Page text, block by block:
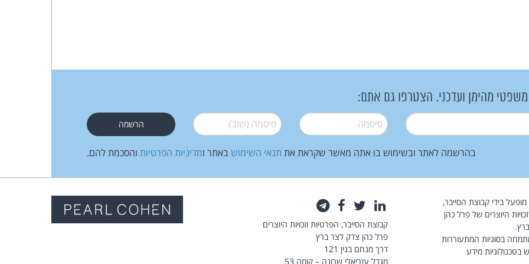
משפטי מהימן ועדכני. הצטרפו גם אתם:
סיסמה* סיסמה (שוב)*
בהרשמה לאתר ובשימוש בו אתה מאשר שקראת את תנאי השימוש באתר ומדיניות הפרטיות והסכמת להם.
law.co.il מופעל בידי קבוצת הסייבר,
היוצרים של פרל כהן
בסוגיות המתעוררות
בטכנולוגיות מידע
לינקדאין
טוויטרפייסבוק
קבוצת הסייבר, הפרטיות וזכויות היוצרים
פרל כהן צדק לצר ברץ
דרך מנחם בגין 121
מגדל עזריאלי שרונה – קומה 53